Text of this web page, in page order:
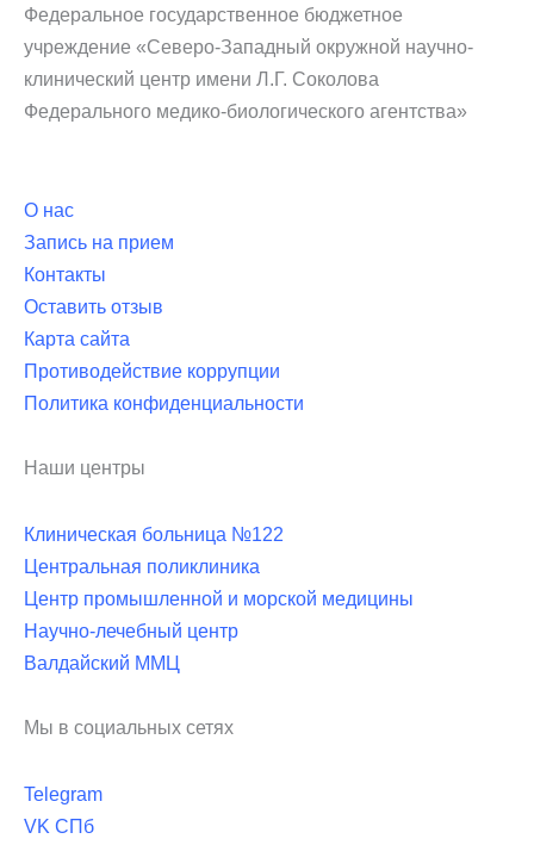
Федеральное государственное бюджетное
учреждение «Северо-Западный окружной научно-
клинический центр имени Л.Г. Соколова
Федерального медико-биологического агентства»
О нас
Запись на прием
Контакты
Оставить отзыв
Карта сайта
Противодействие коррупции
Политика конфиденциальности
Наши центры
Клиническая больница №122
Центральная поликлиника
Центр промышленной и морской медицины
Научно-лечебный центр
Валдайский ММЦ
Мы в социальных сетях
Telegram
VK СПб